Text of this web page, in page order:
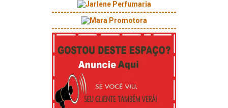
-----------------------------------------
-----------------------------------------